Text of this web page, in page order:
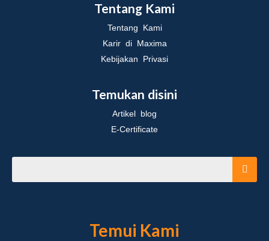
Tentang Kami
Tentang Kami
Karir di Maxima
Kebijakan Privasi
Temukan disini
Artikel blog
E-Certificate
Temui Kami